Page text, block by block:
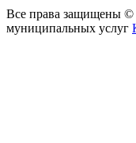
Все права защищены ©
муниципальных услуг